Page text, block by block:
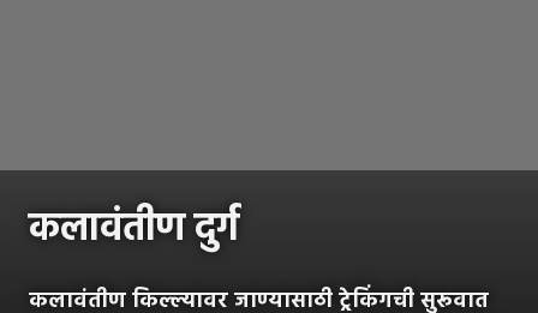
कलावंतीण दुर्ग
कलावंतीण किल्ल्यावर जाण्यासाठी ट्रेकिंगची सुरूवात